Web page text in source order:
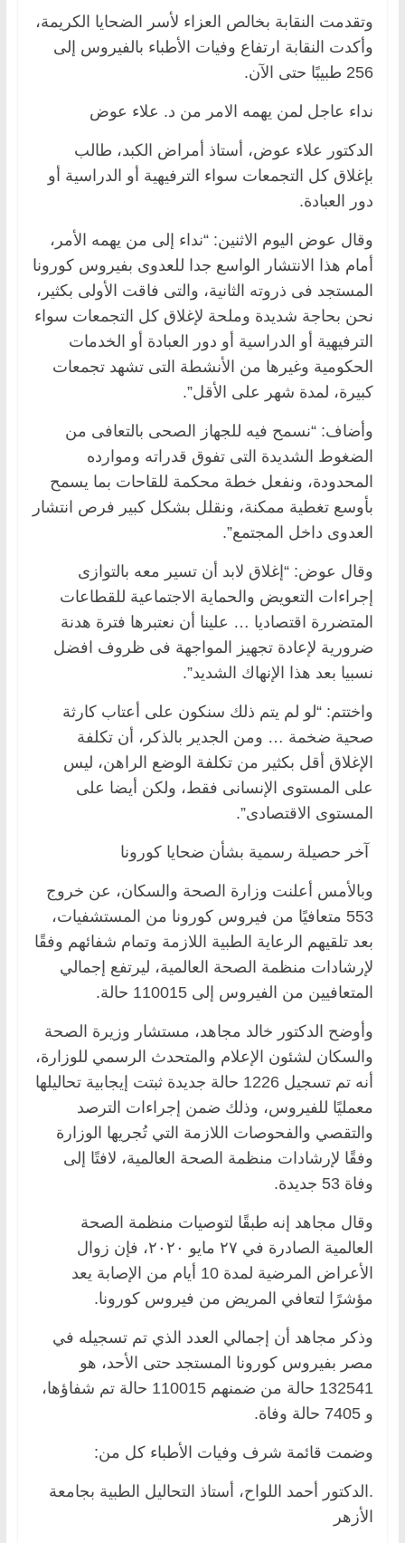
وتقدمت النقابة بخالص العزاء لأسر الضحايا الكريمة،
وأكدت النقابة ارتفاع وفيات الأطباء بالفيروس إلى
256 طبيبًا حتى الآن.
نداء عاجل لمن يهمه الامر من د. علاء عوض
الدكتور علاء عوض، أستاذ أمراض الكبد، طالب
بإغلاق كل التجمعات سواء الترفيهية أو الدراسية أو
دور العبادة.
وقال عوض اليوم الاثنين: “نداء إلى من يهمه الأمر،
أمام هذا الانتشار الواسع جدا للعدوى بفيروس كورونا
المستجد فى ذروته الثانية، والتى فاقت الأولى بكثير،
نحن بحاجة شديدة وملحة لإغلاق كل التجمعات سواء
الترفيهية أو الدراسية أو دور العبادة أو الخدمات
الحكومية وغيرها من الأنشطة التى تشهد تجمعات
كبيرة، لمدة شهر على الأقل”.
وأضاف: “نسمح فيه للجهاز الصحى بالتعافى من
الضغوط الشديدة التى تفوق قدراته وموارده
المحدودة، ونفعل خطة محكمة للقاحات بما يسمح
بأوسع تغطية ممكنة، ونقلل بشكل كبير فرص انتشار
العدوى داخل المجتمع”.
وقال عوض: “إغلاق لابد أن تسير معه بالتوازى
إجراءات التعويض والحماية الاجتماعية للقطاعات
المتضررة اقتصاديا … علينا أن نعتبرها فترة هدنة
ضرورية لإعادة تجهيز المواجهة فى ظروف افضل
نسبيا بعد هذا الإنهاك الشديد”.
واختتم: “لو لم يتم ذلك سنكون على أعتاب كارثة
صحية ضخمة … ومن الجدير بالذكر، أن تكلفة
الإغلاق أقل بكثير من تكلفة الوضع الراهن، ليس
على المستوى الإنسانى فقط، ولكن أيضا على
المستوى الاقتصادى”.
آخر حصيلة رسمية بشأن ضحايا كورونا
وبالأمس أعلنت وزارة الصحة والسكان، عن خروج
553 متعافيًا من فيروس كورونا من المستشفيات،
بعد تلقيهم الرعاية الطبية اللازمة وتمام شفائهم وفقًا
لإرشادات منظمة الصحة العالمية، ليرتفع إجمالي
المتعافيين من الفيروس إلى 110015 حالة.
وأوضح الدكتور خالد مجاهد، مستشار وزيرة الصحة
والسكان لشئون الإعلام والمتحدث الرسمي للوزارة،
أنه تم تسجيل 1226 حالة جديدة ثبتت إيجابية تحاليلها
معمليًا للفيروس، وذلك ضمن إجراءات الترصد
والتقصي والفحوصات اللازمة التي تُجريها الوزارة
وفقًا لإرشادات منظمة الصحة العالمية، لافتًا إلى
وفاة 53 جديدة.
وقال مجاهد إنه طبقًا لتوصيات منظمة الصحة
العالمية الصادرة في ٢٧ مايو ٢٠٢٠، فإن زوال
الأعراض المرضية لمدة 10 أيام من الإصابة يعد
مؤشرًا لتعافي المريض من فيروس كورونا.
وذكر مجاهد أن إجمالي العدد الذي تم تسجيله في
مصر بفيروس كورونا المستجد حتى الأحد، هو
132541 حالة من ضمنهم 110015 حالة تم شفاؤها،
و 7405 حالة وفاة.
وضمت قائمة شرف وفيات الأطباء كل من:
.الدكتور أحمد اللواح، أستاذ التحاليل الطبية بجامعة
الأزهر